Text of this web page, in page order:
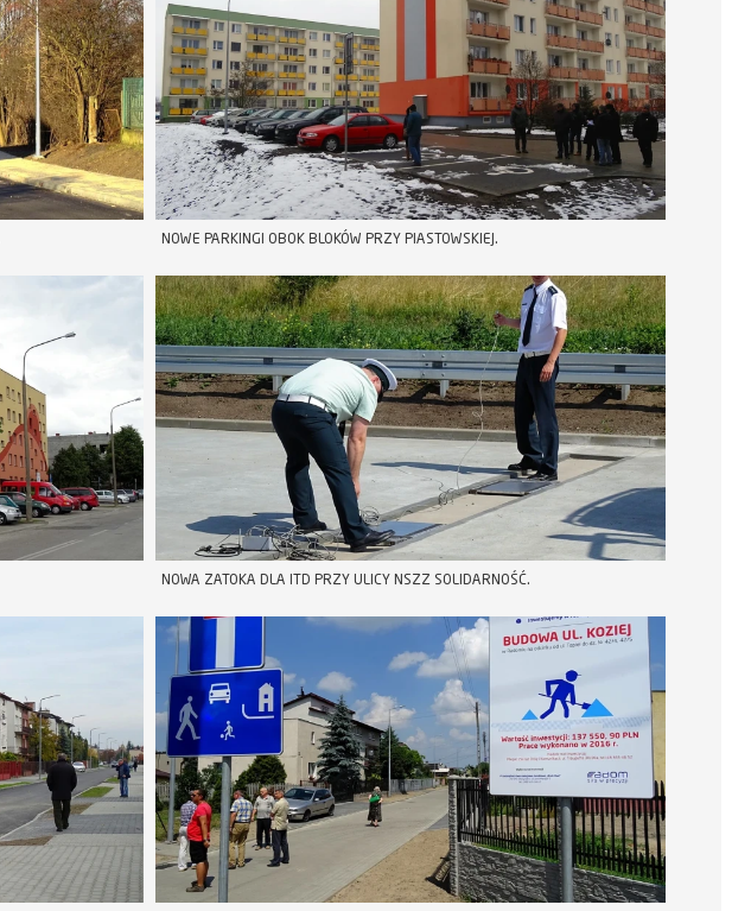
NOWE PARKINGI OBOK BLOKÓW PRZY PIASTOWSKIEJ.
NOWA ZATOKA DLA ITD PRZY ULICY NSZZ SOLIDARNOŚĆ.